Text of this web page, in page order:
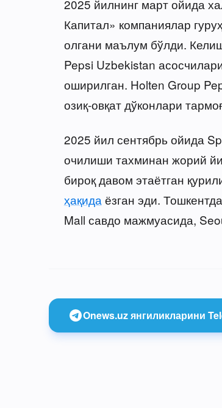
2025 йилнинг март ойида
Капитал» компаниялар
олгани маълум бўлди.
Pepsi Uzbekistan
оширилган. Holten Group
озиқ-овқат дўконлари
2025 йил сентябрь ойида
очилиши тахминан жорий
бироқ давом этаётган
ҳақида ёзган эди.
Mall савдо мажмуасида,
Onews.uz янгиликларини